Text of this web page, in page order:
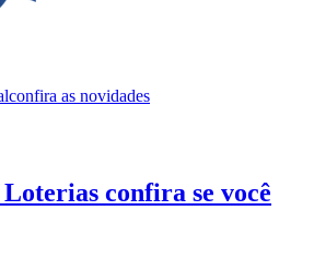
confira as novidades
Loterias confira se você